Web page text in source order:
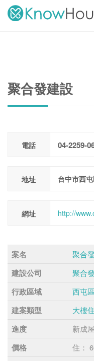
聚合發建設
電話 04-2259-
地址 台中市西
網址 http://
案名 聚合
建設公司 聚合
行政區域 西屯區
建案類型 大樓
進度 新成屋
價格 住：